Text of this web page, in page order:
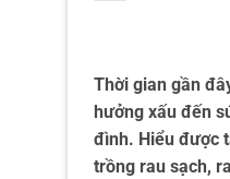
Thời gian gần
hưởng xấu đến
đình. Hiểu được
trồng rau sạch,